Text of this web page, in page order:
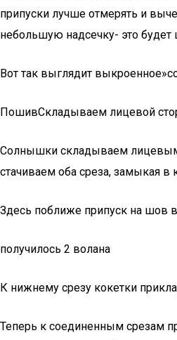
припуски лучше отмерять и
небольшую надсечку- это будет
Вот так выглядит
ПошивСкладываем лицевой
Солнышки складываем
стачиваем оба среза, замыкая в
Здесь поближе припуск на шов
получилось 2 волана
К нижнему срезу кокетки
Теперь к соединенным срезам